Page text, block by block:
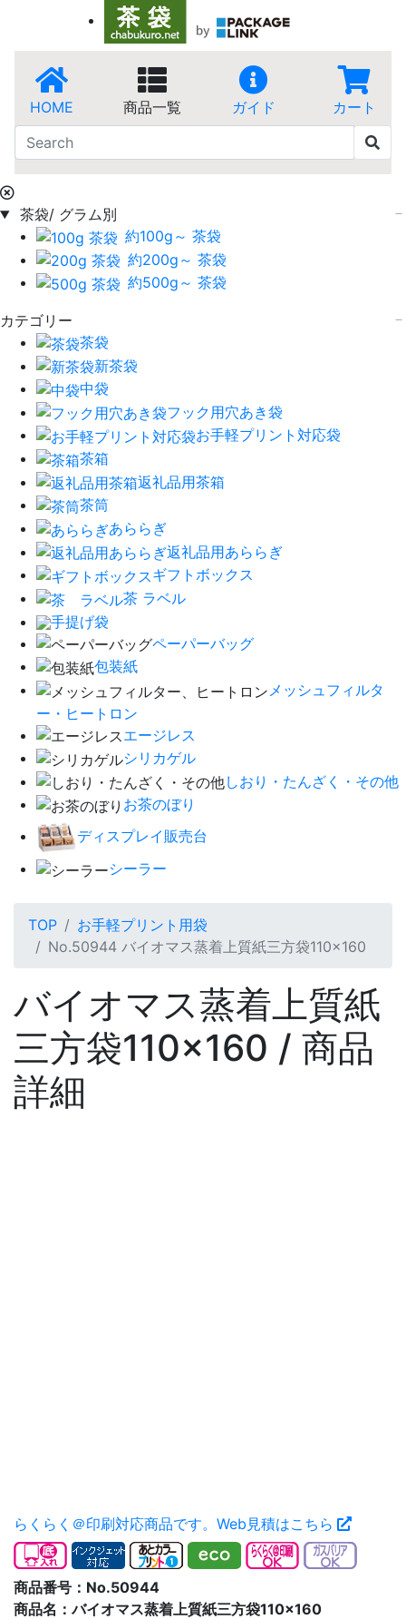
HOME 商品一覧 ガイド カート
茶袋/ グラム別
約100g～ 茶袋
約200g～ 茶袋
約500g～ 茶袋
カテゴリー
茶袋
新茶袋
中袋
フック用穴あき袋
お手軽プリント対応袋
茶箱
返礼品用茶箱
茶筒
あららぎ
返礼品用あららぎ
ギフトボックス
茶 ラベル
手提げ袋
ペーパーバッグ
包装紙
メッシュフィルタ
ー・ヒートロン
エージレス
シリカゲル
しおり・たんざく・その他
お茶のぼり
ディスプレイ販売台
シーラー
TOP
お手軽プリント用袋
No.50944 バイオマス蒸着上質紙三方袋110×160
バイオマス蒸着上質紙
三方袋110×160 / 商品
詳細
らくらく＠印刷対応商品です。 Web見積はこちら
商品番号：No.50944
商品名：バイオマス蒸着上質紙三方袋110×160